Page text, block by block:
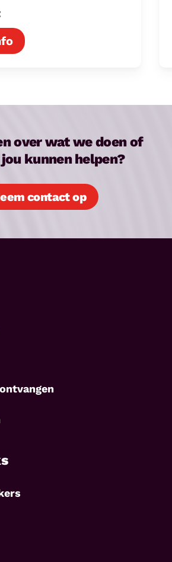
over wat we doen of
kunnen helpen?
contact op